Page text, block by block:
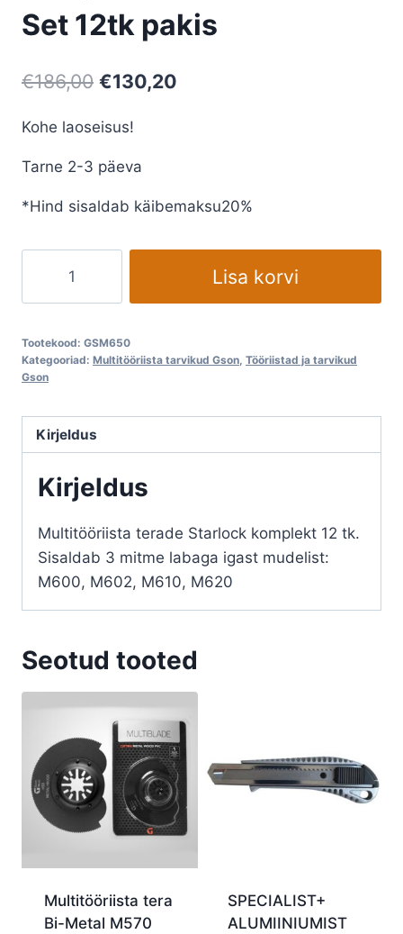
Set 12tk pakis
€186,00 Algne
oli:
€186,00.
€130,20
Kohe laoseisus!
Tarne 2-3 päeva
*Hind sisaldab käibemaksu20%
komplekt
Starlock
Set
pakis
kogus
Lisa korvi
Tootekood: GSM650
Kategooriad: Multitööriista tarvikud Gson, Tööriistad ja tarvikud
Gson
Kirjeldus
Kirjeldus
Multitööriista terade Starlock komplekt 12 tk.
Sisaldab 3 mitme labaga igast mudelist:
M600, M602, M610, M620
Seotud tooted
Multitööriista tera
Bi-Metal M570
SPECIALIST+
ALUMIINIUMIST